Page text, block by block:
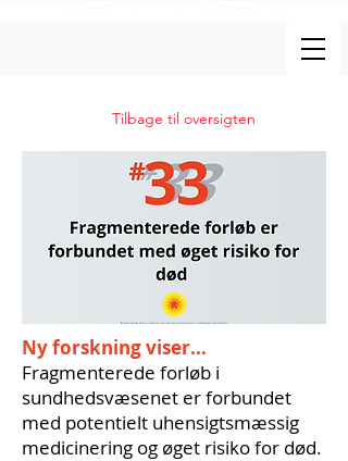
Tilbage til oversigten
Ny forskning viser...
Fragmenterede forløb i
sundhedsvæsenet er forbundet
med potentielt uhensigtsmæssig
medicinering og øget risiko for død.